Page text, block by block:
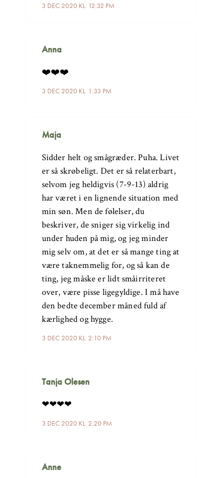
3 DEC 2020 KL. 12:32 PM
Anna
3 DEC 2020 KL. 1:33 PM
❤️❤️❤️
Maja
3 DEC 2020 KL. 2:10 PM
Sidder helt og smågræder. Puha. Livet
er så skrøbeligt. Det er så relaterbart,
selvom jeg heldigvis (7-9-13) aldrig
har været i en lignende situation med
min søn. Men de følelser, du
beskriver, de sniger sig virkelig ind
under huden på mig, og jeg minder
mig selv om, at det er så mange ting at
være taknemmelig for, og så kan de
ting, jeg måske er lidt småirriteret
over, være pisse ligegyldige. I må have
den bedte december måned fuld af
kærlighed og hygge.
Tanja Olesen
3 DEC 2020 KL. 2:20 PM
❤❤❤❤
Anne